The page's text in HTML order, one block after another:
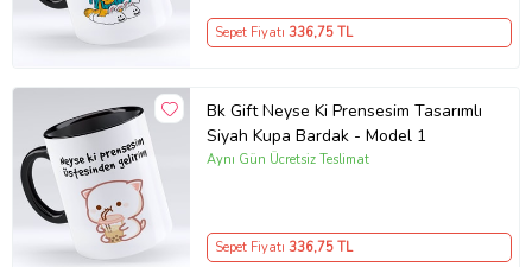
Sepet Fiyatı 336,75 TL
Bk Gift Neyse Ki Prensesim Tasarımlı
Siyah Kupa Bardak - Model 1
Aynı Gün Ücretsiz Teslimat
Sepet Fiyatı 336,75 TL